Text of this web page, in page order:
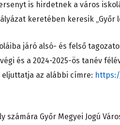
is hirdetnek a város
keretében keresik „Győr
járó alsó- és felső
és a 2024-2025-ös tanév
az alábbi címre:
számára Győr Megyei Jogú